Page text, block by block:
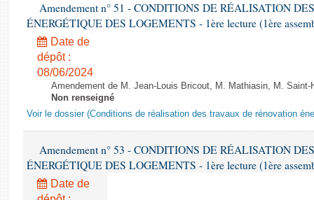
Amendement n° 51 - CONDITIONS DE RÉALISATION
ÉNERGÉTIQUE DES LOGEMENTS - 1ère lecture (1ère
Date de
dépôt :
08/06/2024
Amendement de M. Jean-Louis Bricout, M. Mathiasin, M.
Non renseigné
Voir le dossier (Conditions de réalisation des travaux de rénovation
Amendement n° 53 - CONDITIONS DE RÉALISATION
ÉNERGÉTIQUE DES LOGEMENTS - 1ère lecture (1ère
Date de